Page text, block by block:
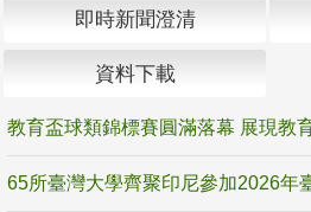
即時新聞澄清
資料下載
65所臺灣大學齊聚印尼參加2026年